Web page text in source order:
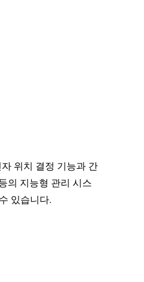
위치 결정 기능과 간
의 지능형 관리 시스
있습니다.